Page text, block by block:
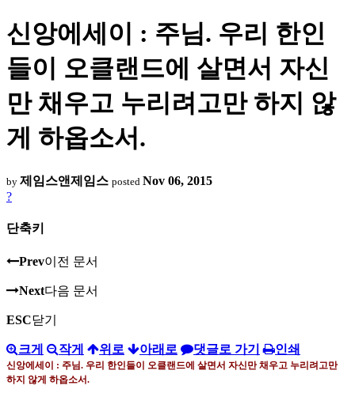
신앙에세이 : 주님. 우리 한인
들이 오클랜드에 살면서 자신
만 채우고 누리려고만 하지 않
게 하옵소서.
by 제임스앤제임스 posted Nov 06, 2015
?
단축키
Prev이전 문서
Next다음 문서
ESC닫기
크게 작게 위로 아래로 댓글로 가기 인쇄
신앙에세이 : 주님. 우리 한인들이 오클랜드에 살면서 자신만 채우고 누리려고만
하지 않게 하옵소서.